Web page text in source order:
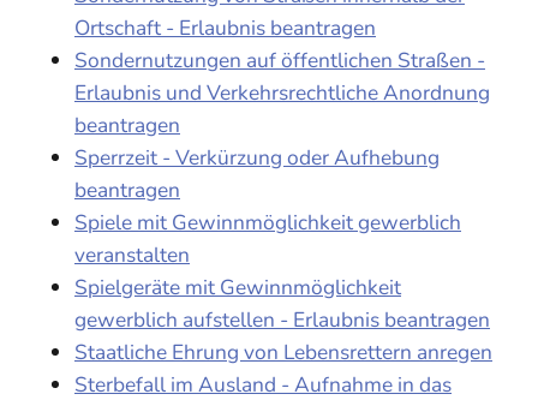
Ortschaft - Erlaubnis beantragen
Sondernutzungen auf öffentlichen Straßen -
Erlaubnis und Verkehrsrechtliche Anordnung
beantragen
Sperrzeit - Verkürzung oder Aufhebung
beantragen
Spiele mit Gewinnmöglichkeit gewerblich
veranstalten
Spielgeräte mit Gewinnmöglichkeit
gewerblich aufstellen - Erlaubnis beantragen
Staatliche Ehrung von Lebensrettern anregen
Sterbefall im Ausland - Aufnahme in das